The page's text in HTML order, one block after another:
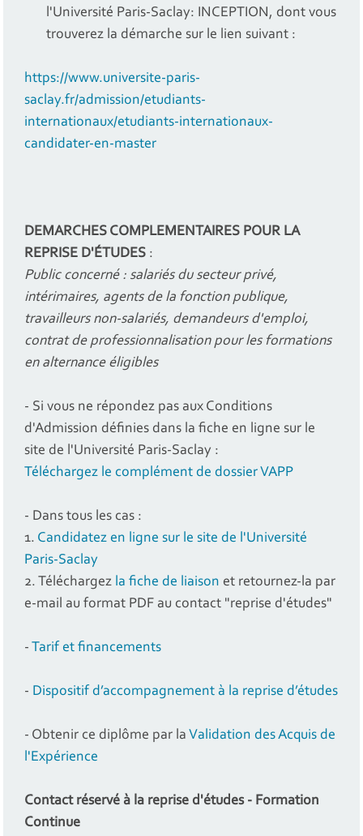
l'Université Paris-Saclay: INCEPTION, dont vous
trouverez la démarche sur le lien suivant :
https://www.universite-paris-
saclay.fr/admission/etudiants-
internationaux/etudiants-internationaux-
candidater-en-master
DEMARCHES COMPLEMENTAIRES POUR LA
REPRISE D'ÉTUDES:
Public concerné : salariés du secteur privé,
intérimaires, agents de la fonction publique,
travailleurs non-salariés, demandeurs d'emploi,
contrat de professionnalisationpour les formations
en alternance éligibles
- Si vous ne répondez pas aux Conditions
d'Admission définies dans la fiche en ligne sur le
site de l'Université Paris-Saclay :
Téléchargez le complément de dossier VAPP
- Dans tous les cas :
1. Candidatez en ligne sur le site de l'Université
Paris-Saclay
2. Téléchargez la fiche de liaison et retournez-la par
e-mail au format PDF au contact "reprise d'études"
- Tarif et financements
- Dispositif d’accompagnement à la reprise d’études
- Obtenir ce diplôme par la Validation des Acquis de
l'Expérience
Contact réservé à la reprise d'études - Formation
Continue